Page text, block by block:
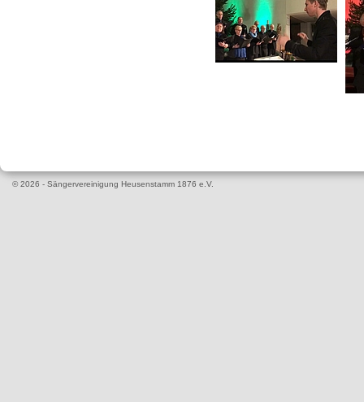
© 2026 - Sängervereinigung Heusenstamm 1876 e.V.